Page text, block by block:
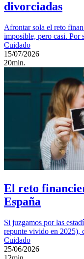
divorciadas
Afrontar sola el reto
imposible, pero casi. Por
Cuidado
15/07/2026
20min.
El reto
España
Si juzgamos por las
repunte vivido en 2025),
Cuidado
25/06/2026